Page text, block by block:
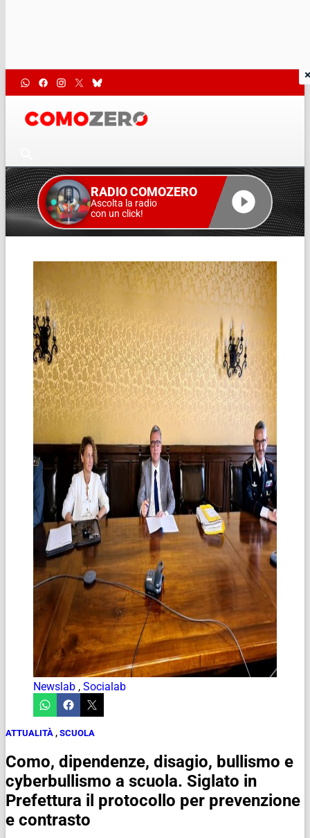
RADIO COMOZERO
Ascolta la radio
con un click!
Newslab , Socialab
ATTUALITÀ , SCUOLA
Como, dipendenze, disagio, bullismo e
cyberbullismo a scuola. Siglato in
Prefettura il protocollo per prevenzione
e contrasto